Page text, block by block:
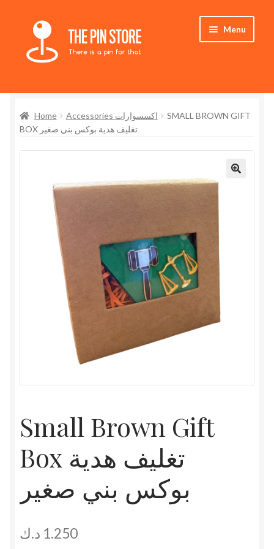
Skip
navigation
Skip
content
Menu
Store
My Account
Who We Are
Home Accessories اكسسوارات
SMALL BROWN GIFT
BOX تغليف هدية بوكس بني صغير
Small Brown Gift
Box تغليف هدية
بوكس بني صغير
1.250 د.ك